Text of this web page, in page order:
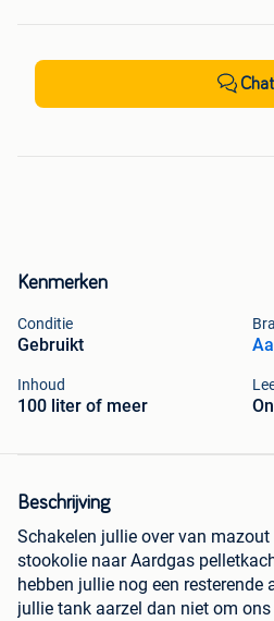
Kenmerken
Conditie
Gebruikt
Inhoud
100 liter of meer
Beschrijving
Schakelen jullie over van
stookolie naar Aardgas
hebben jullie nog een
jullie tank aarzel dan niet om
Chat